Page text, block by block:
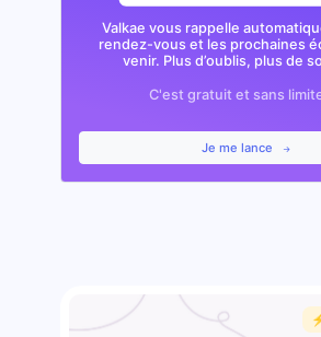
Valkae vous rappelle
rendez-vous et les prochaines
venir. Plus d’oublis, plus de
C'est gratuit et sans
Je me lance